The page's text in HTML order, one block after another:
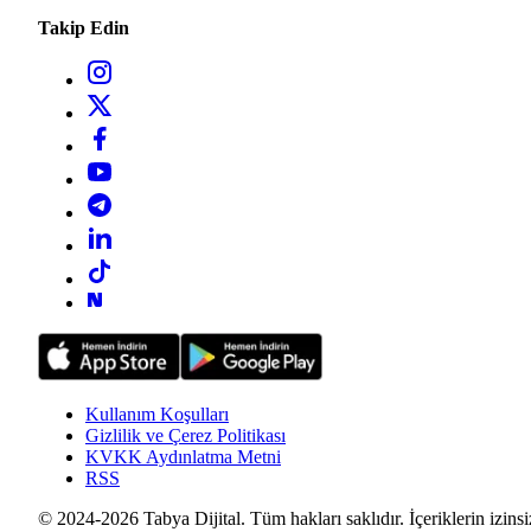
Takip Edin
Kullanım Koşulları
Gizlilik ve Çerez Politikası
KVKK Aydınlatma Metni
RSS
© 2024-2026 Tabya Dijital. Tüm hakları saklıdır. İçeriklerin